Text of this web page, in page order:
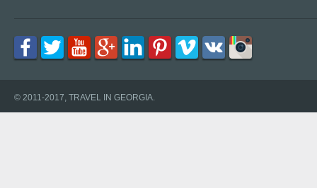
© 2011-2017, TRAVEL IN GEORGIA.